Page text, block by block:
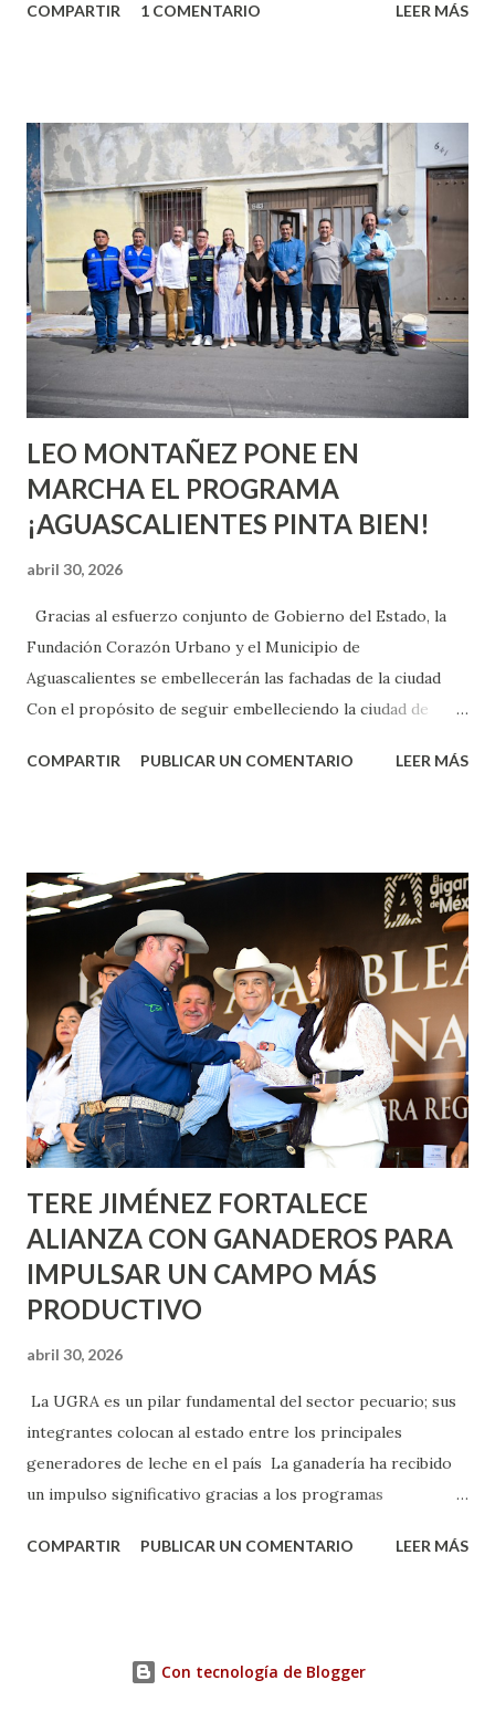
partes de ti que jamás hubieras imaginado. El problema es
conoces ni la mitad de lo que deberías saber. Pero incluso
quienes ya han tenido relaciones sexuales no son expertos
o expertas en el tema. Siempre hay algo nuevo que
aprender y nuevas experiencias que conocer. Si eres una
chica y aún no has tenido relaciones sexuales, tal vez
pienses que el sexo será increíble y no puedas esperar para
experimentarlo, pero como cualquier persona con
experiencia te dirá, siempre es mejor cuando ambas partes
son suficientemen...
COMPARTIR 1 COMENTARIO LEER MÁS
LEO MONTAÑEZ PONE EN
MARCHA EL PROGRAMA
¡AGUASCALIENTES PINTA BIEN!
abril 30, 2026
Gracias al esfuerzo conjunto de Gobierno del Estado, la
Fundación Corazón Urbano y el Municipio de
Aguascalientes se embellecerán las fachadas de la ciudad
Con el propósito de seguir embelleciendo la ciudad de
municipal, Leo Montañez dio inicio al programa
Corazón Urbano y el Municipio capital. Leo Montañez
informó que en este programa se usarán cerca de 90 mil
metros cuadrados de pintura, para dar inicio en la calle
Nieto, entre Jesús F. Elizondo y la calle 22 de Octubre, con
lo que se aplicará pintura en 66 casas. Posteriormente se
llevará este programa a Villas de Nuestra Señora de la
Asunción, Avenida Alameda y Decreto 27 de Septiembre, en
los edificios FOVISSSTE Ojo de Agua, en la comunidad
Norias de Paso Hondo y en los edificios de...
COMPARTIR PUBLICAR UN COMENTARIO LEER MÁS
TERE JIMÉNEZ FORTALECE
ALIANZA CON GANADEROS PARA
IMPULSAR UN CAMPO MÁS
PRODUCTIVO
abril 30, 2026
La UGRA es un pilar fundamental del sector pecuario; sus
integrantes colocan al estado entre los principales
generadores de leche en el país La ganadería ha recibido
un impulso significativo gracias a los programas
muestra de su respaldo firme y decidido al campo, la
compromiso de trabajar de la mano con los productores
COMPARTIR PUBLICAR UN COMENTARIO LEER MÁS
Con tecnología de Blogger